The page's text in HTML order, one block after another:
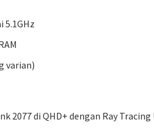
5.1GHz
varian)
2077 di QHD+ dengan Ray